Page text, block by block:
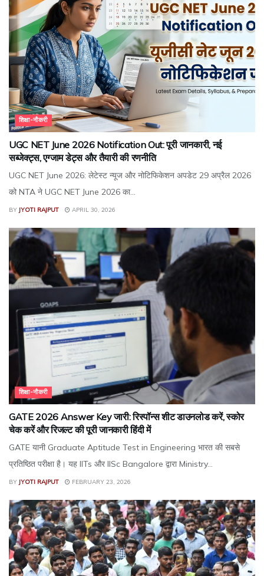
शिक्षा-नौकरी
UGC NET June 2026 Notification Out: पूरी जानकारी, नई
सब्जेक्ट्स, एग्जाम डेट्स और तैयारी की रणनीति
UGC NET June 2026: लेटेस्ट न्यूज और नोटिफिकेशन अपडेट 29 अप्रैल 2026
को NTA ने UGC NET June 2026 का...
BY JYOTI RAJPUT APRIL 30, 2026
शिक्षा-नौकरी
GATE 2026 Answer Key जारी: रिस्पॉन्स शीट डाउनलोड करें, स्कोर
चेक करें और रिजल्ट की पूरी जानकारी हिंदी में
GATE यानी Graduate Aptitude Test in Engineering भारत की सबसे
प्रतिष्ठित परीक्षा है। यह IITs और IISc Bangalore द्वारा Ministry...
BY JYOTI RAJPUT FEBRUARY 23, 2026